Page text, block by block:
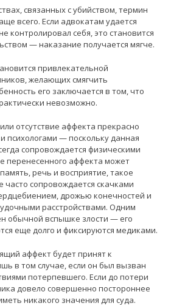
связанных с убийством, термин
всего. Если адвокатам удается
контролировал себя, это становится
— наказание получается мягче.
привлекательной
желающих смягчить
его заключается в том, что
невозможно.
отсутствие аффекта прекрасно
психологами — поскольку данная
сопровождается физическими
перенесенного аффекта может
речь и восприятие, такое
сопровождается скачками
дрожью конечностей и
расстройствами. Одним
обычной вспышке злости — его
еще долго и фиксируются медиками.
аффект будет принят к
в том случае, если он был вызван
потерпевшего. Если до потери
довело совершенно постороннее
никакого значения для суда.